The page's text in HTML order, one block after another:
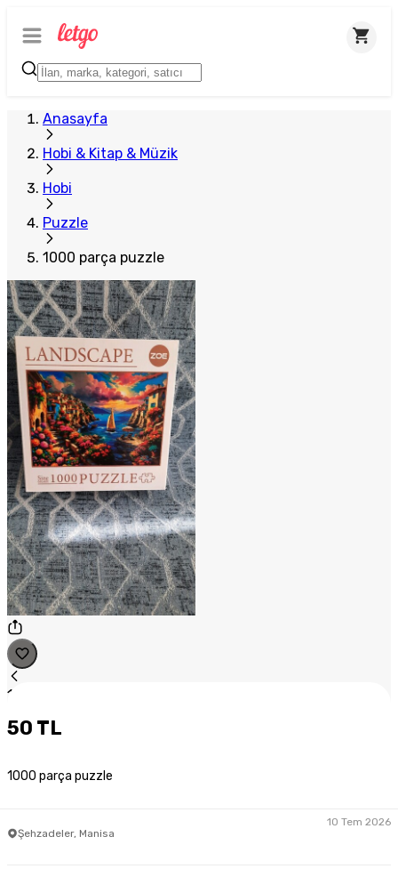
Anasayfa
Hobi & Kitap & Müzik
Hobi
Puzzle
1000 parça puzzle
1
50 TL
1000 parça puzzle
Şehzadeler, Manisa
10 Tem 2026